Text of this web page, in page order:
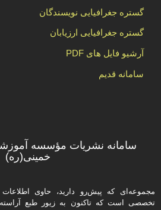
گستره جغرافیایی نویسندگان
گستره جغرافیایی ارزیابان
آرشیو فایل های PDF
سامانه قدیم
سامانه نشریات مؤسسه
خمینی(ره)
مجموعه‌ای که پیش‌رو دارید،‌ حاوی
تخصصی است که تاکنون به زیور طبع